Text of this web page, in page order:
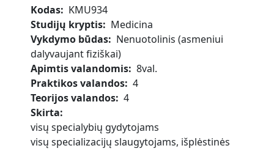
Kodas
KMU934
Studijų kryptis
Medicina
Vykdymo būdas
Nenuotolinis (asmeniui
dalyvaujant fiziškai)
Apimtis valandomis 8val.
Praktikos valandos 4
Teorijos valandos 4
Skirta
visų specialybių gydytojams
visų specializacijų slaugytojams, išplėstinės